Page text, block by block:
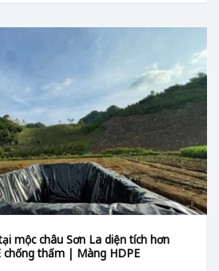
mộc châu Sơn La diện tích hơn
thấm | Màng HDPE